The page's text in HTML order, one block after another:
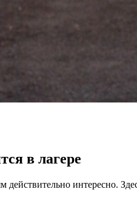
в лагере
действительно интересно.